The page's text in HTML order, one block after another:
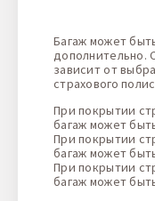
Багаж может
дополнительно.
зависит от
страхового
При покрытии
багаж может
При покрытии
багаж может
При покрытии
багаж может